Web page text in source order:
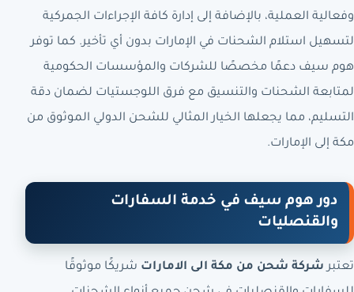
وفعالية العملية، بالإضافة إلى إدارة كافة الإجراءات الجمركية
لتسهيل استلام الشحنات في الإمارات بدون أي تأخير. كما توفر
هوم سيف دعمًا مخصصًا للشركات والمؤسسات الحكومية
لمتابعة الشحنات والتنسيق مع فرق اللوجستيات لضمان دقة
التسليم، مما يجعلها الخيار المثالي للشحن الدولي الموثوق من
مكة إلى الإمارات.
دور هوم سيف في خدمة السفارات
والقنصليات
تعتبر شركة شحن من مكة الى الامارات شريكًا موثوقًا